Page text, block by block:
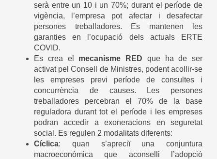
serà entre un 10 i un 70%; durant el període de
vigència, l’empresa pot afectar i desafectar
persones treballadores. Es mantenen les
garanties en l’ocupació dels actuals ERTE
COVID.
Es crea el mecanisme RED que ha de ser
activat pel Consell de Ministres, podent acollir-se
les empreses previ període de consultes i
concurrència de causes. Les persones
treballadores percebran el 70% de la base
reguladora durant tot el període i les empreses
podran accedir a exoneracions en seguretat
social. Es regulen 2 modalitats diferents:
Cíclica: quan s’apreciï una conjuntura
macroeconòmica que aconselli l’adopció